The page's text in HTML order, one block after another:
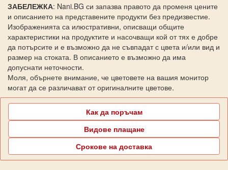
ЗАБЕЛЕЖКА: Nani.BG си запазва правото да променя цените
и описанието на представените продукти без предизвестие.
Изображенията са илюстративни, описващи общите
характеристики на продуктите и насочващи кой от тях е добре
да потърсите и е възможно да не съвпадат с цвета и/или вид и
размер на стоката. В описанието е възможно да има
допуснати неточности.
Моля, обърнете внимание, че цветовете на вашия монитор
могат да се различават от оригиналните цветове.
Как да поръчам
Видове плащане
Срокове на доставка